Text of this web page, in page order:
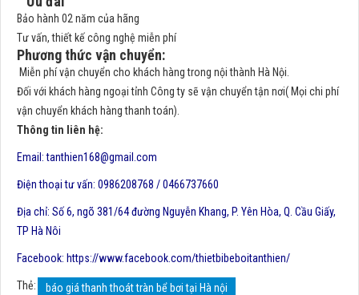
Bảo hành 02 năm của hãng
Tư vấn, thiết kế công nghệ miễn phí
Phương thức vận chuyển:
Miễn phí vận chuyển cho khách hàng trong nội thành Hà Nội.
Đối với khách hàng ngoại tỉnh Công ty sẽ vận chuyển tận nơi( Mọi chi phí
vận chuyển khách hàng thanh toán).
Thông tin liên hệ:
Email:tanthien168@gmail.com
Điện thoại tư vấn: 0986208768 / 0466737660
Địa chỉ: Số 6, ngõ 381/64 đường Nguyễn Khang, P. Yên Hòa, Q. Cầu Giấy,
TP Hà Nôi
Facebook: https://www.facebook.com/thietbibeboitanthien/
Thẻ:
báo giá thanh thoát tràn bể bơi tại Hà nội